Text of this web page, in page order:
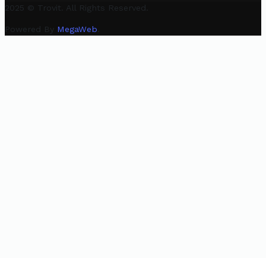
2025 © Trovit. All Rights Reserved.
Powered By MegaWeb